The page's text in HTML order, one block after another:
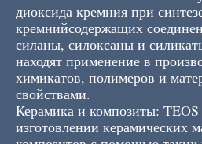
диоксида кремния при
кремнийсодержащих
силаны, силоксаны и
находят применение в
химикатов, полимеров и
свойствами.
Керамика и композиты: TEOS
изготовлении керамических